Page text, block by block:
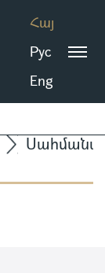
Հայ
Рус
Eng